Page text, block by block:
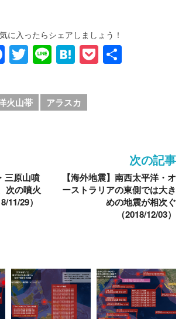
に入ったらシェアしましょう！
F
c
e
o
k
T
tt
er
Li
e
H
e
n
P
火山帯 アラスカ
三原山噴
次の噴火
11/29）
次の記事
【海外地震】南西太平洋・オ
ーストラリアの東側では大き
めの地震が相次ぐ
（2018/12/03）